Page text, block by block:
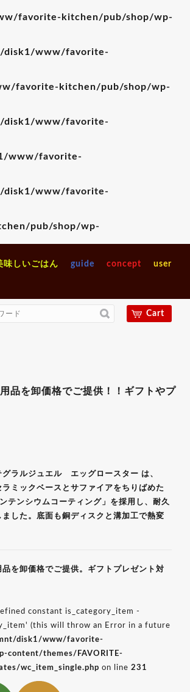
favorite-kitchen/pub/shop/wp-
disk1/www/favorite-
favorite-kitchen/pub/shop/wp-
disk1/www/favorite-
www/favorite-
disk1/www/favorite-
pub/shop/wp-
味しいごはん guide concept user
Cart
価格でご提供！！ギフトやプレゼン
プレゼント対
ラルジュエル エッグロースター は、
ミックベースとサファイアをちりばめた
テンシウムコーティング」を採用し、耐久
した。底面も銅ディスクと溝加工で熱変
を卸価格でご提供。ギフトプレゼント対
constant is_category_item -
(this will throw an Error in a future
disk1/www/favorite-
content/themes/FAVORITE-
wc_item_single.php on line 231
ピング対応
ギフトのし記名対応